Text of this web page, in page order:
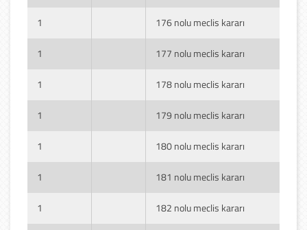
1 176 nolu meclis kararı
1 177 nolu meclis kararı
1 178 nolu meclis kararı
1 179 nolu meclis kararı
1 180 nolu meclis kararı
1 181 nolu meclis kararı
1 182 nolu meclis kararı